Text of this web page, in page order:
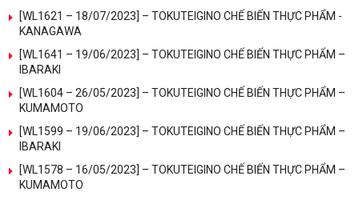
[WL1621 – 18/07/2023] – TOKUTEIGINO CHẾ BIẾN THỰC PHẨM -
KANAGAWA
[WL1641 – 19/06/2023] – TOKUTEIGINO CHẾ BIẾN THỰC PHẨM –
IBARAKI
[WL1604 – 26/05/2023] – TOKUTEIGINO CHẾ BIẾN THỰC PHẨM –
KUMAMOTO
[WL1599 – 19/06/2023] – TOKUTEIGINO CHẾ BIẾN THỰC PHẨM –
IBARAKI
[WL1578 – 16/05/2023] – TOKUTEIGINO CHẾ BIẾN THỰC PHẨM –
KUMAMOTO